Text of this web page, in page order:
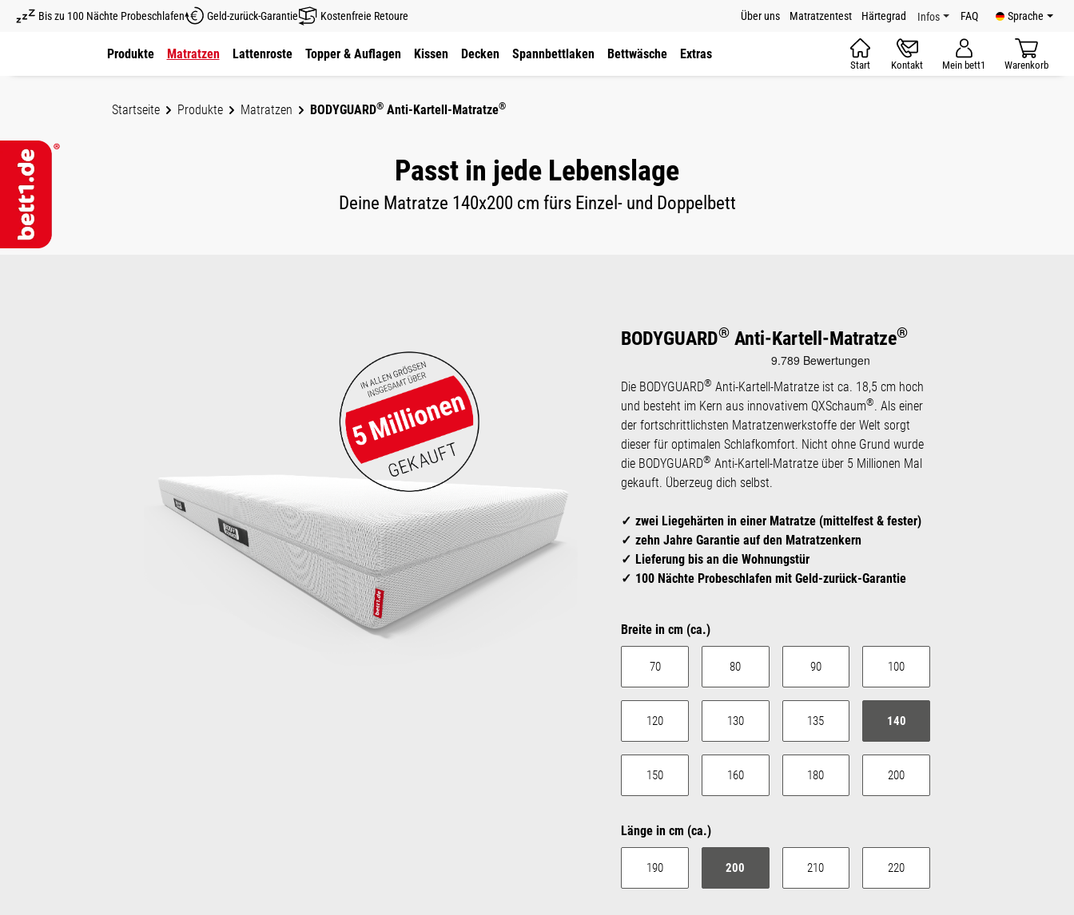
Hauptinhalt springen
Zur Hauptnavigation springen
Bis zu 100 Nächte Probeschlafen Geld-zurück-Garantie Kostenfreie Retoure Über uns Matratzentest Härtegrad Infos FAQ Sprache
Produkte Matratzen Lattenroste Topper & Auflagen Kissen Decken Spannbettlaken Bettwäsche Extras
Start Kontakt Mein bett1 Warenkorb
Startseite Produkte Matratzen BODYGUARD® Anti-Kartell-Matratze®
Passt in jede Lebenslage
Deine Matratze 140x200 cm fürs Einzel- und Doppelbett
BODYGUARD® Anti-Kartell-Matratze®
Die BODYGUARD® Anti-Kartell-Matratze ist ca. 18,5 cm hoch
und besteht im Kern aus innovativem QXSchaum®. Als einer
der fortschrittlichsten Matratzen­werk­stoffe der Welt sorgt
dieser für optimalen Schlafkomfort. Nicht ohne Grund wurde
die BODYGUARD® Anti-Kartell-Matratze über 5 Millionen Mal
gekauft. Überzeug dich selbst.
zwei Liegehärten in einer Matratze (mittelfest & fester)
zehn Jahre Garantie auf den Matratzenkern
Lieferung bis an die Wohnungstür
100 Nächte Probeschlafen mit Geld-zurück-Garantie
Breite in cm (ca.)auswählen
70 80 90 100
120 130 135 140
150 160 180 200
Länge in cm (ca.)auswählen
190 200 210 220